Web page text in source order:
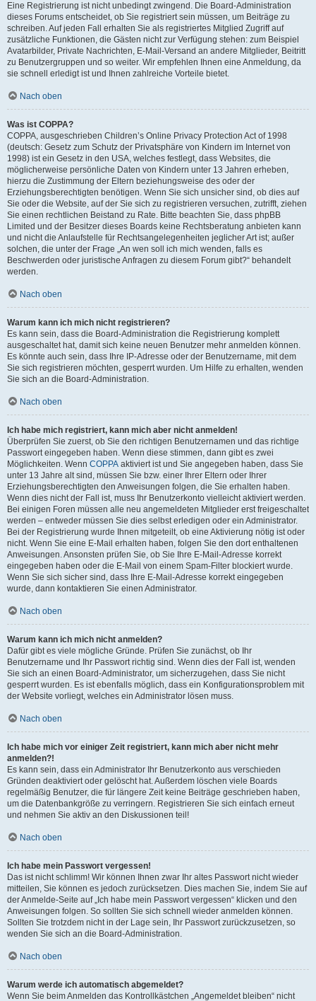
Eine Registrierung ist nicht unbedingt zwingend. Die Board-Administration
dieses Forums entscheidet, ob Sie registriert sein müssen, um Beiträge zu
schreiben. Auf jeden Fall erhalten Sie als registriertes Mitglied Zugriff auf
zusätzliche Funktionen, die Gästen nicht zur Verfügung stehen: zum Beispiel
Avatarbilder, Private Nachrichten, E-Mail-Versand an andere Mitglieder, Beitritt
zu Benutzergruppen und so weiter. Wir empfehlen Ihnen eine Anmeldung, da
sie schnell erledigt ist und Ihnen zahlreiche Vorteile bietet.
Nach oben
Was ist COPPA?
COPPA, ausgeschrieben Children’s Online Privacy Protection Act of 1998
(deutsch: Gesetz zum Schutz der Privatsphäre von Kindern im Internet von
1998) ist ein Gesetz in den USA, welches festlegt, dass Websites, die
möglicherweise persönliche Daten von Kindern unter 13 Jahren erheben,
hierzu die Zustimmung der Eltern beziehungsweise des oder der
Erziehungsberechtigten benötigen. Wenn Sie sich unsicher sind, ob dies auf
Sie oder die Website, auf der Sie sich zu registrieren versuchen, zutrifft, ziehen
Sie einen rechtlichen Beistand zu Rate. Bitte beachten Sie, dass phpBB
Limited und der Besitzer dieses Boards keine Rechtsberatung anbieten kann
und nicht die Anlaufstelle für Rechtsangelegenheiten jeglicher Art ist; außer
solchen, die unter der Frage „An wen soll ich mich wenden, falls es
Beschwerden oder juristische Anfragen zu diesem Forum gibt?“ behandelt
werden.
Nach oben
Warum kann ich mich nicht registrieren?
Es kann sein, dass die Board-Administration die Registrierung komplett
ausgeschaltet hat, damit sich keine neuen Benutzer mehr anmelden können.
Es könnte auch sein, dass Ihre IP-Adresse oder der Benutzername, mit dem
Sie sich registrieren möchten, gesperrt wurden. Um Hilfe zu erhalten, wenden
Sie sich an die Board-Administration.
Nach oben
Ich habe mich registriert, kann mich aber nicht anmelden!
Überprüfen Sie zuerst, ob Sie den richtigen Benutzernamen und das richtige
Passwort eingegeben haben. Wenn diese stimmen, dann gibt es zwei
Möglichkeiten. Wenn COPPA aktiviert ist und Sie angegeben haben, dass Sie
unter 13 Jahre alt sind, müssen Sie bzw. einer Ihrer Eltern oder Ihrer
Erziehungsberechtigten den Anweisungen folgen, die Sie erhalten haben.
Wenn dies nicht der Fall ist, muss Ihr Benutzerkonto vielleicht aktiviert werden.
Bei einigen Foren müssen alle neu angemeldeten Mitglieder erst freigeschaltet
werden – entweder müssen Sie dies selbst erledigen oder ein Administrator.
Bei der Registrierung wurde Ihnen mitgeteilt, ob eine Aktivierung nötig ist oder
nicht. Wenn Sie eine E-Mail erhalten haben, folgen Sie den dort enthaltenen
Anweisungen. Ansonsten prüfen Sie, ob Sie Ihre E-Mail-Adresse korrekt
eingegeben haben oder die E-Mail von einem Spam-Filter blockiert wurde.
Wenn Sie sich sicher sind, dass Ihre E-Mail-Adresse korrekt eingegeben
wurde, dann kontaktieren Sie einen Administrator.
Nach oben
Warum kann ich mich nicht anmelden?
Dafür gibt es viele mögliche Gründe. Prüfen Sie zunächst, ob Ihr
Benutzername und Ihr Passwort richtig sind. Wenn dies der Fall ist, wenden
Sie sich an einen Board-Administrator, um sicherzugehen, dass Sie nicht
gesperrt wurden. Es ist ebenfalls möglich, dass ein Konfigurationsproblem mit
der Website vorliegt, welches ein Administrator lösen muss.
Nach oben
Ich habe mich vor einiger Zeit registriert, kann mich aber nicht mehr
anmelden?!
Es kann sein, dass ein Administrator Ihr Benutzerkonto aus verschieden
Gründen deaktiviert oder gelöscht hat. Außerdem löschen viele Boards
regelmäßig Benutzer, die für längere Zeit keine Beiträge geschrieben haben,
um die Datenbankgröße zu verringern. Registrieren Sie sich einfach erneut
und nehmen Sie aktiv an den Diskussionen teil!
Nach oben
Ich habe mein Passwort vergessen!
Das ist nicht schlimm! Wir können Ihnen zwar Ihr altes Passwort nicht wieder
mitteilen, Sie können es jedoch zurücksetzen. Dies machen Sie, indem Sie auf
der Anmelde-Seite auf „Ich habe mein Passwort vergessen“ klicken und den
Anweisungen folgen. So sollten Sie sich schnell wieder anmelden können.
Sollten Sie trotzdem nicht in der Lage sein, Ihr Passwort zurückzusetzen, so
wenden Sie sich an die Board-Administration.
Nach oben
Warum werde ich automatisch abgemeldet?
Wenn Sie beim Anmelden das Kontrollkästchen „Angemeldet bleiben“ nicht